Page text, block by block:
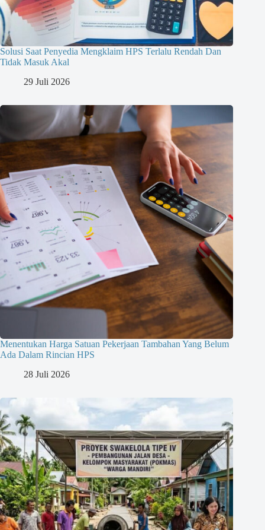
Solusi Saat Penyedia Mengklaim HPS Terlalu Rendah Dan
Tidak Masuk Akal
29 Juli 2026
Menentukan Harga Satuan Pekerjaan Tambahan Yang Belum
Ada Dalam Rincian HPS
28 Juli 2026